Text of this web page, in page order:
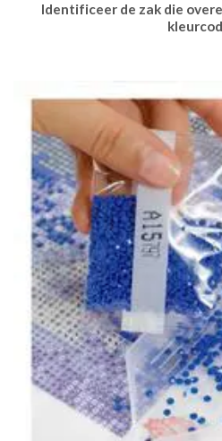
Identificeer de zak die